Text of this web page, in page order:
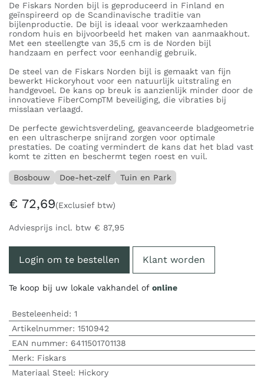
De Fiskars Norden bijl is geproduceerd in Finland en
geïnspireerd op de Scandinavische traditie van
bijlenproductie. De bijl is ideaal voor werkzaamheden
rondom huis en bijvoorbeeld het maken van aanmaakhout.
Met een steellengte van 35,5 cm is de Norden bijl
handzaam en perfect voor eenhandig gebruik.
De steel van de Fiskars Norden bijl is gemaakt van fijn
bewerkt Hickoryhout voor een natuurlijk uitstraling en
handgevoel. De kans op breuk is aanzienlijk minder door de
innovatieve FiberCompTM beveiliging, die vibraties bij
misslaan verlaagd.
De perfecte gewichtsverdeling, geavanceerde bladgeometrie
en een ultrascherpe snijrand zorgen voor optimale
prestaties. De coating vermindert de kans dat het blad vast
komt te zitten en beschermt tegen roest en vuil.
Bosbouw Doe-het-zelf Tuin en Park
€ 72,69(Exclusief btw)
Adviesprijs incl. btw € 87,95
Login om te bestellen Klant worden
Te koop bij uw lokale vakhandel of online
Besteleenheid: 1
Artikelnummer: 1510942
EAN nummer: 6411501701138
Merk: Fiskars
Materiaal Steel: Hickory